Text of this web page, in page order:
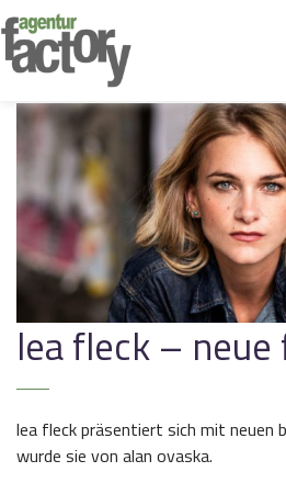
kontakt
lea fleck –
lea fleck präsentiert sich mit
wurde sie von alan ovaska.